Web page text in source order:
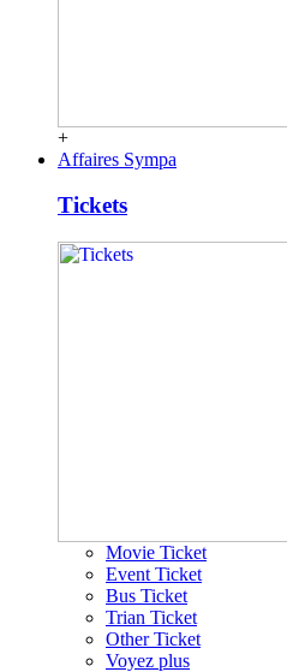
+
Affaires Sympa
Tickets
Movie Ticket
Event Ticket
Bus Ticket
Trian Ticket
Other Ticket
Voyez plus